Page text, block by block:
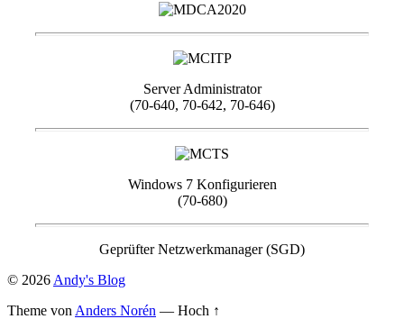
Server Administrator
(70-640, 70-642, 70-646)
Windows 7 Konfigurieren
(70-680)
Geprüfter Netzwerkmanager (SGD)
© 2026 Andy's Blog
Theme von Anders Norén — Hoch ↑